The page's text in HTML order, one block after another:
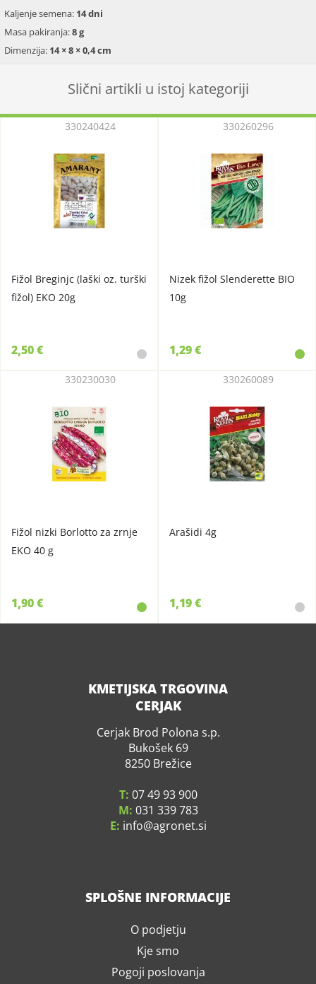
Kaljenje semena: 14 dni
Masa pakiranja:8 g
Dimenzija: 14 × 8 × 0,4 cm
Slični artikli u istoj kategoriji
Fižol Breginjc (laški oz. turški
fižol) EKO 20g
330240424
2,50 €
Nizek fižol Slenderette BIO
10g
330260296
1,29 €
Fižol nizki Borlotto za zrnje
EKO 40 g
330230030
1,90 €
Arašidi 4g
330260089
1,19 €
KMETIJSKA TRGOVINA
CERJAK
Cerjak Brod Polona s.p.
Bukošek 69
8250 Brežice
T: 07 49 93 900
M: 031 339 783
E: info agronet.si
SPLOŠNE INFORMACIJE
O podjetju
Kje smo
Pogoji poslovanja